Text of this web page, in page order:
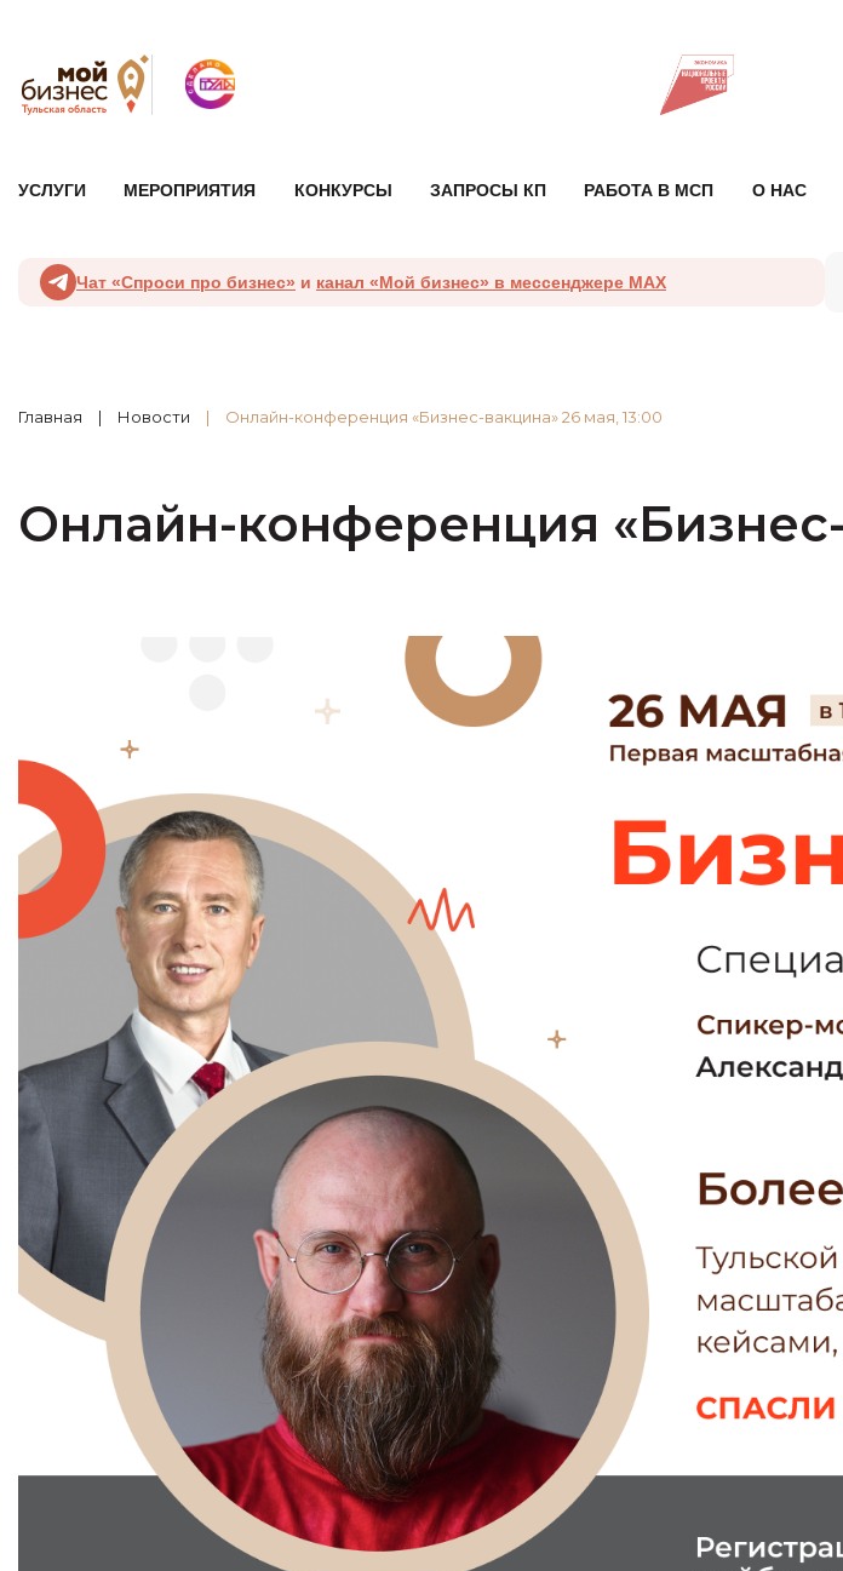
УСЛУГИ МЕРОПРИЯТИЯ КОНКУРСЫ ЗАПРОСЫ КП РАБОТА В МСП О НАС
Чат «Спроси про бизнес» и канал «Мой бизнес» в мессенджере MAX
Главная Новости Онлайн-конференция «Бизнес-вакцина» 26 мая, 13:00
Онлайн-конференция